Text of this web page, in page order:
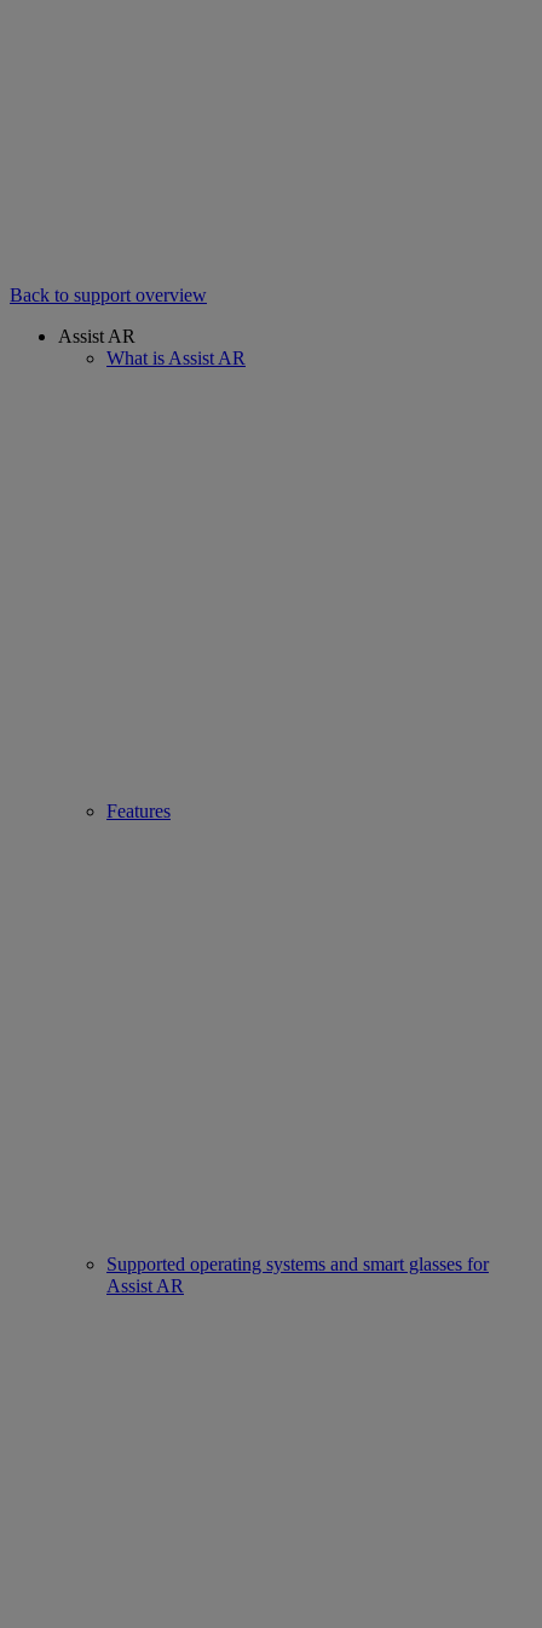
Back to support overview
Assist AR
What is Assist AR
Features
Supported operating systems and smart glasses for
Assist AR